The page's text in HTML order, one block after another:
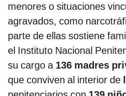
menores o situaciones
agravados, como
parte de ellas sostiene
el Instituto Nacional
su cargo a 136 madres
que conviven al interior de